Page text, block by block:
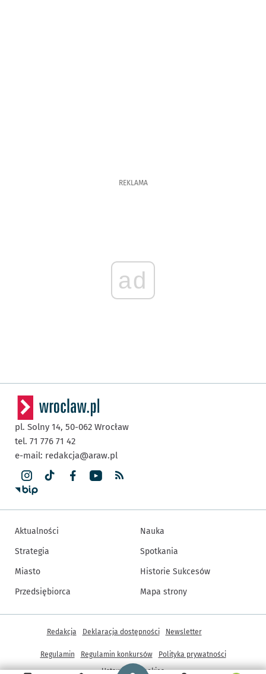
REKLAMA
ad
Strona główna - wroclaw.pl
pl. Solny 14, 50-062 Wrocław
tel. 71 776 71 42
e-mail: redakcja@araw.pl
Aktualności
Strategia
Miasto
Przedsiębiorca
Nauka
Spotkania
Historie Sukcesów
Mapa strony
Inne informacje
Redakcja Deklaracja dostępności Newsletter
Regulamin Regulamin konkursów
Polityka prywatności
Ustawienia cookies